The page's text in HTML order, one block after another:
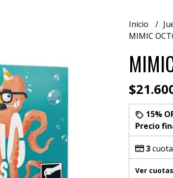
Inicio
MIMIC
15%
Precio
3
Ver